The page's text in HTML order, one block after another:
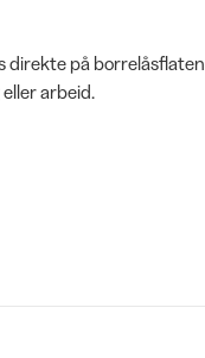
direkte på borrelåsflaten
arbeid.